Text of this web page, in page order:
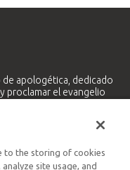
de apologética, dedicado
proclamar el evangelio
y Latinoamericano
to the storing of cookies
site usage, and